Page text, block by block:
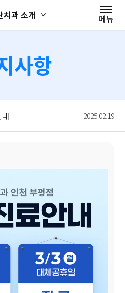
치과 소개 메뉴
사항
2025.02.19